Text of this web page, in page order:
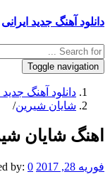
دانلود آهنگ جدید ایرانی
Toggle navigation
دانلود آهنگ جدید
شایان شیرین/
اهنگ شایان
فوریه 28, 2017 by: 0